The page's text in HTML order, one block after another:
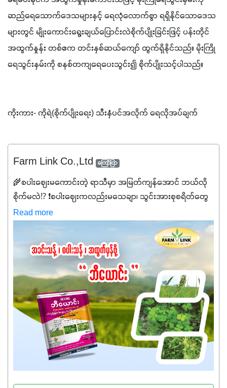
ဆည်ရေသောက်ဒေသများနှင့် ရေလုံလောက်စွာ ရရှိနိုင်သောဒေသ
များတွင် မျိုးကောင်းရွေးချယ်ပြောင်းလဲစိုက်ပျိုးခြင်းဖြင့် ပန်းတိုင်
အထွက်နှုန်း တစ်ဧက တင်းနှစ်ဆယ်ကျော် ထွက်ရှိနိုင်သည်။ မိုးကြို
ရေသွင်းနှမ်းကို စနစ်တကျရေပေးသွင်း၍ စိုက်ပျိုးသင့်ပါသည်။
ကိုးကား- ကိုရဲ(စိုက်ပျိုးရေး) သီးနှံပင်အလိုက် ရေလိုအပ်ချက်
Farm Link Co.,Ltd ကြော်ငြာ
🌾စပါးဈေးမကောင်းတဲ့ ရာသီမှာ အမြတ်ကျန်အောင် ဘယ်လို
စိုက်မလဲ⁉️ ❗စပါးဈေးကလည်းမသေချာ၊ သွင်းအားစုစရိတ်တွေ
ကလည်း တက်နေတဲ့ဒီလိုအချိန်မှာ သွင်းအားစုဖိုးကို လျှော့ချပြီး
အထွက်နှုန်းကို ထိန်းထားနိုင်မှ ဦးကြီးတို့ အဆင်ပြေမှာနော် ✔️ဒါ
ကြောင့် ကိုယ်သုံးသမျှ ကိုယ့်အတွက်အကျိုးရစေမယ့်
အရည်အသွေးစိတ်ချရတဲ့ သွင်းအားစုပစ္စည်းတွေကိုပဲ ရွေးချယ်
သုံးသင့်ပါတယ်။
Read more